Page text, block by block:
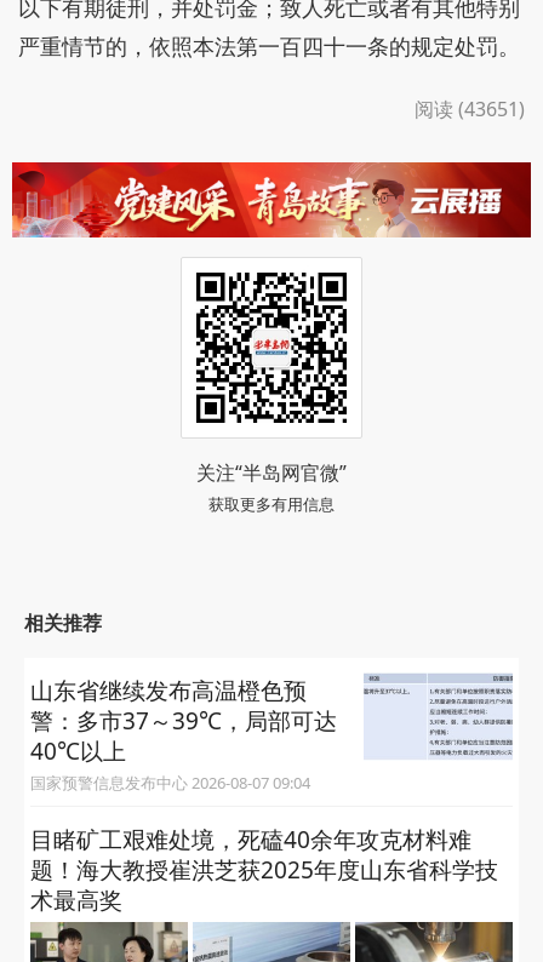
以下有期徒刑，并处罚金；致人死亡或者有其他特别
严重情节的，依照本法第一百四十一条的规定处罚。
阅读 (43651)
关注“半岛网官微”
获取更多有用信息
相关推荐
山东省继续发布高温橙色预
警：多市37～39℃，局部可达
40℃以上
国家预警信息发布中心 2026-08-07 09:04
目睹矿工艰难处境，死磕40余年攻克材料难
题！海大教授崔洪芝获2025年度山东省科学技
术最高奖